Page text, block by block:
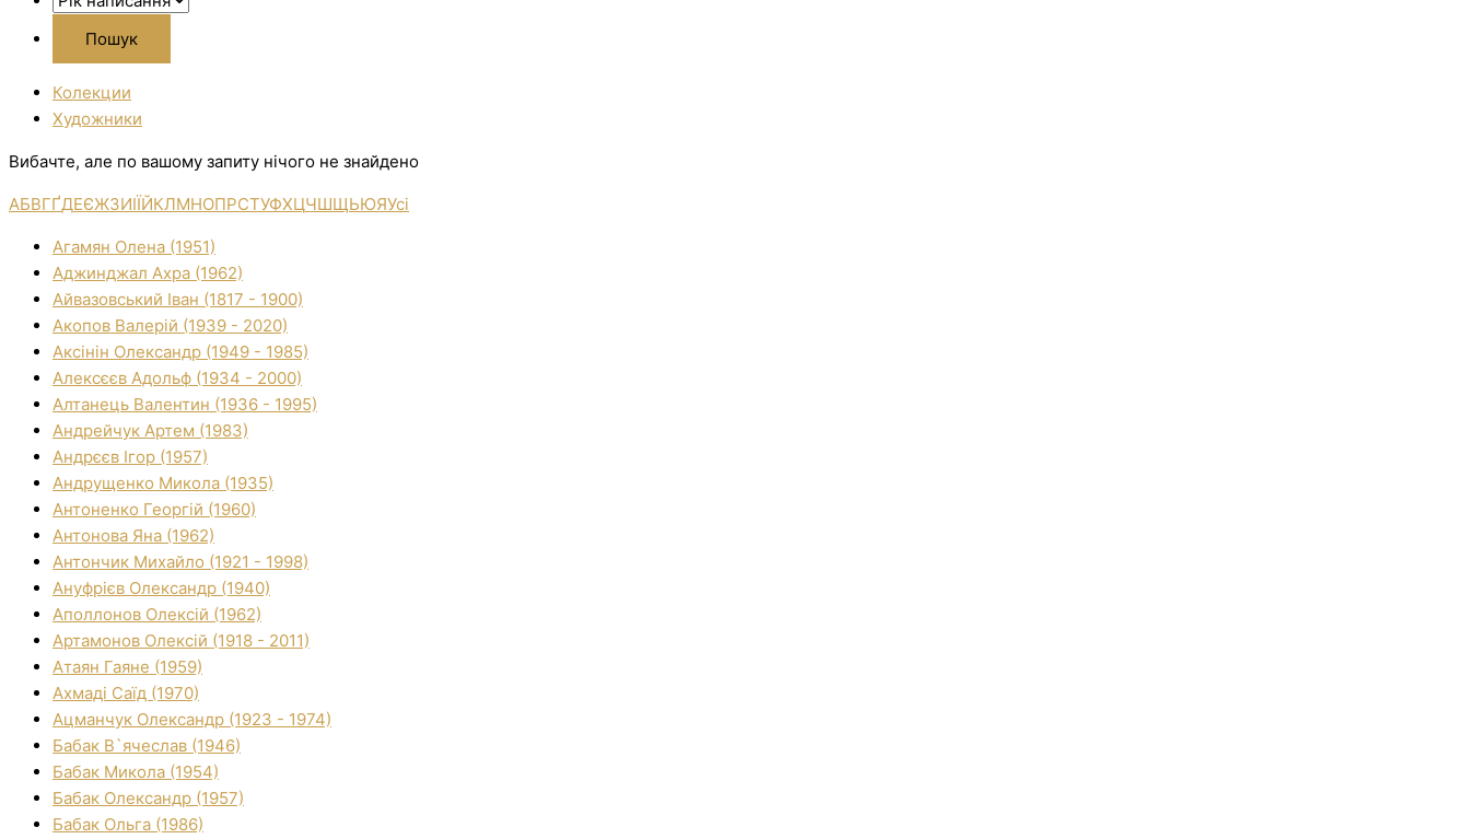
Колекции
Художники
Вибачте, але по вашому запиту нічого не знайдено
АБВГҐДЕЄЖЗИІЇЙКЛМНОПРСТУФХЦЧШЩЬЮЯУсі
Агамян Олена (1951)
Аджинджал Ахра (1962)
Айвазовський Іван (1817 - 1900)
Акопов Валерій (1939 - 2020)
Аксінін Олександр (1949 - 1985)
Алексєєв Адольф (1934 - 2000)
Алтанець Валентин (1936 - 1995)
Андрейчук Артем (1983)
Андрєєв Ігор (1957)
Андрущенко Микола (1935)
Антоненко Георгій (1960)
Антонова Яна (1962)
Антончик Михайло (1921 - 1998)
Ануфрієв Олександр (1940)
Аполлонов Олексій (1962)
Артамонов Олексій (1918 - 2011)
Атаян Гаяне (1959)
Ахмаді Саїд (1970)
Ацманчук Олександр (1923 - 1974)
Бабак В`ячеслав (1946)
Бабак Микола (1954)
Бабак Олександр (1957)
Бабак Ольга (1986)